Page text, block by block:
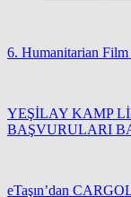
6. Humanitarian
YEŞİLAY KAMP
BAŞVURULARI
eTaşın’dan